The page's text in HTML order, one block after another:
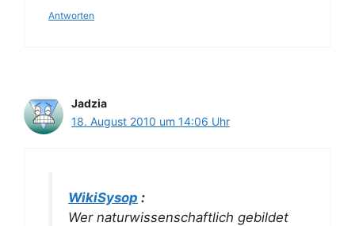
Antworten
Jadzia
18. August 2010 um 14:06 Uhr
WikiSysop :
Wer naturwissenschaftlich gebildet